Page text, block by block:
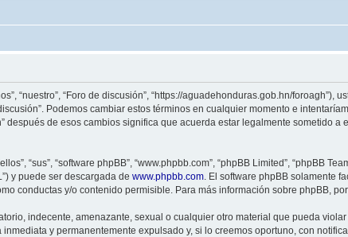
“nuestro”, “Foro de discusión”, “https://aguadehonduras.gob.hn/
Podemos cambiar estos términos en cualquier momento e
después de esos cambios significa que acuerda estar legalmente sometido
“sus”, “software phpBB”, “www.phpbb.com”, “phpBB Limited”, “phpBB
y puede ser descargada de www.phpbb.com. El software phpBB solamente
conductas y/o contenido permisible. Para más información sobre phpBB,
indecente, amenazante, sexual o cualquier otro material que pueda
y permanentemente expulsado y, si lo creemos oportuno, con